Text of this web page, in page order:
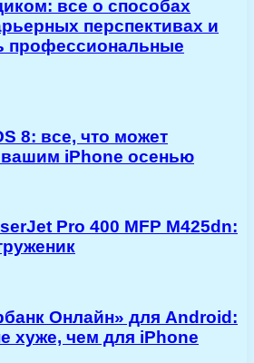
все о способах
перспективах и
профессиональные
8: все, что может
вашим iPhone осенью
Pro 400 MFP M425dn:
Онлайн» для Android:
хуже, чем для iPhone